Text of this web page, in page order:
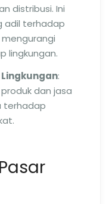
distribusi. Ini
adil terhadap
lingkungan.
:
dan jasa
terhadap